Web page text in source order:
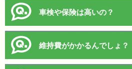
車検や保険は高いの？
維持費がかかるんでしょ？